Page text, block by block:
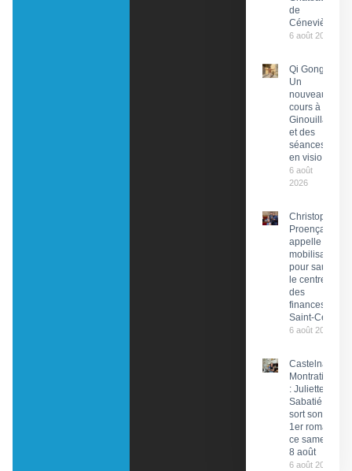
de
Cénevières
6 août 2026
Qi Gong :
Un
nouveau
cours à
Ginouillac
et des
séances
en visio
6 août
2026
Christophe
Proença
appelle à la
mobilisation
pour sauver
le centre
des
finances de
Saint-Céré
6 août 2026
Castelnau-
Montratier
: Juliette
Sabatié
sort son
1er roman
ce samedi
8 août
6 août 2026